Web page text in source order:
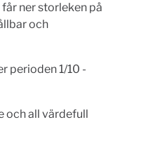
ner storleken på
och
perioden 1/10 -
och all värdefull